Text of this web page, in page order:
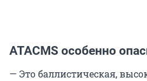
ATACMS особенно
— Это баллистическая,